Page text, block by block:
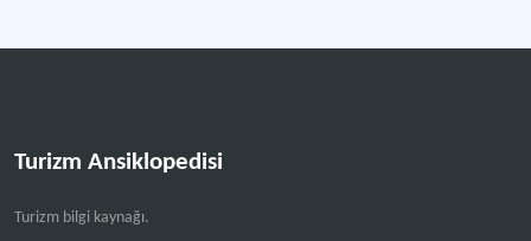
Turizm Ansiklopedisi
Turizm bilgi kaynağı.